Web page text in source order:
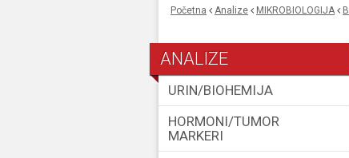
Početna Analize MIKROBIOLOGIJA
ANALIZE
URIN/BIOHEMIJA
HORMONI/TUMOR
MARKERI